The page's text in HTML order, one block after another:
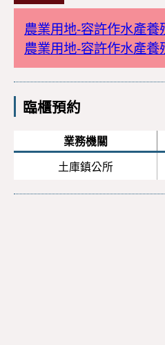
農業用地-容許作水產
農業用地-容許作水產
臨櫃預約
業務機關
土庫鎮公所